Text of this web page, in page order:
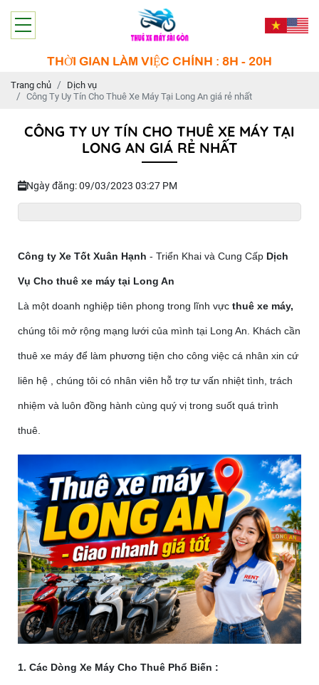
THỜI GIAN LÀM VIỆC CHÍNH : 8H - 20H
Trang chủ
Dịch vụ
Công Ty Uy Tín Cho Thuê Xe Máy Tại Long An giá rẻ nhất
CÔNG TY UY TÍN CHO THUÊ XE MÁY TẠI
LONG AN GIÁ RẺ NHẤT
Ngày đăng: 09/03/2023 03:27 PM
Công ty Xe Tốt Xuân Hạnh - Triển Khai và Cung Cấp Dịch
Vụ Cho thuê xe máy tại Long An
Là một doanh nghiệp tiên phong trong lĩnh vực thuê xe máy,
chúng tôi mở rộng mạng lưới của mình tại Long An. Khách cần
thuê xe máy để làm phương tiện cho công việc cá nhân xin cứ
liên hệ , chúng tôi có nhân viên hỗ trợ tư vấn nhiệt tình, trách
nhiệm và luôn đồng hành cùng quý vị trong suốt quá trình
thuê.
1. Các Dòng Xe Máy Cho Thuê Phổ Biến :